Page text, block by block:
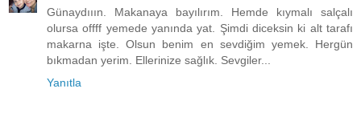
Günaydııın. Makanaya bayılırım. Hemde kıymalı salçalı
olursa offff yemede yanında yat. Şimdi diceksin ki alt tarafı
makarna işte. Olsun benim en sevdiğim yemek. Hergün
bıkmadan yerim. Ellerinize sağlık. Sevgiler...
Yanıtla